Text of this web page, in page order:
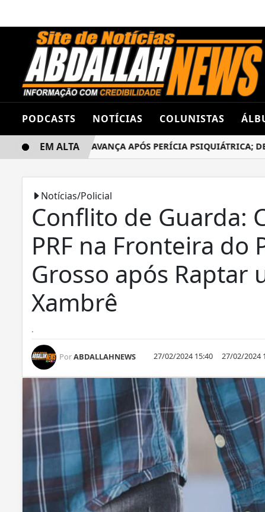
PODCASTS NOTÍCIAS COLUNISTAS
DANILO ROGER AVANÇA APÓS PERÍCIA PSIQUIÁTRICA;
EM ALTA
Notícias/Policial
Conflito de Guarda:
PRF na Fronteira do
Grosso após Raptar
Xambrê
.
PorABDALLAHNEWS 27/02/2024 15:40 27/02/2024